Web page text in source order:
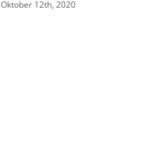
Oktober 12th, 2020